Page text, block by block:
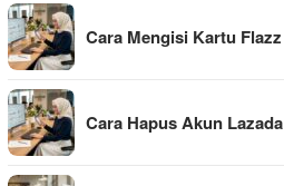
Cara Mengisi Kartu Flazz
Cara Hapus Akun Lazada